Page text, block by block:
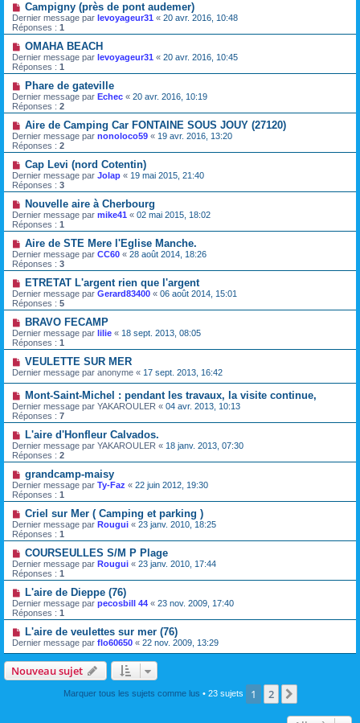
Campigny (près de pont audemer)
Dernier message par levoyageur31 « 20 avr. 2016, 10:48
Réponses : 1
OMAHA BEACH
Dernier message par levoyageur31 « 20 avr. 2016, 10:45
Réponses : 1
Phare de gateville
Dernier message par Echec « 20 avr. 2016, 10:19
Réponses : 2
Aire de Camping Car FONTAINE SOUS JOUY (27120)
Dernier message par nonoloco59 « 19 avr. 2016, 13:20
Réponses : 2
Cap Levi (nord Cotentin)
Dernier message par Jolap « 19 mai 2015, 21:40
Réponses : 3
Nouvelle aire à Cherbourg
Dernier message par mike41 « 02 mai 2015, 18:02
Réponses : 1
Aire de STE Mere l'Eglise Manche.
Dernier message par CC60 « 28 août 2014, 18:26
Réponses : 3
ETRETAT L'argent rien que l'argent
Dernier message par Gerard83400 « 06 août 2014, 15:01
Réponses : 5
BRAVO FECAMP
Dernier message par lilie « 18 sept. 2013, 08:05
Réponses : 1
VEULETTE SUR MER
Dernier message par anonyme « 17 sept. 2013, 16:42
Mont-Saint-Michel : pendant les travaux, la visite continue,
Dernier message par YAKAROULER « 04 avr. 2013, 10:13
Réponses : 7
L'aire d'Honfleur Calvados.
Dernier message par YAKAROULER « 18 janv. 2013, 07:30
Réponses : 2
grandcamp-maisy
Dernier message par Ty-Faz « 22 juin 2012, 19:30
Réponses : 1
Criel sur Mer ( Camping et parking )
Dernier message par Rougui « 23 janv. 2010, 18:25
Réponses : 1
COURSEULLES S/M P Plage
Dernier message par Rougui « 23 janv. 2010, 17:44
Réponses : 1
L'aire de Dieppe (76)
Dernier message par pecosbill 44 « 23 nov. 2009, 17:40
Réponses : 1
L'aire de veulettes sur mer (76)
Dernier message par flo60650 « 22 nov. 2009, 13:29
Nouveau sujet
Marquer tous les sujets comme lus • 23 sujets 1 2